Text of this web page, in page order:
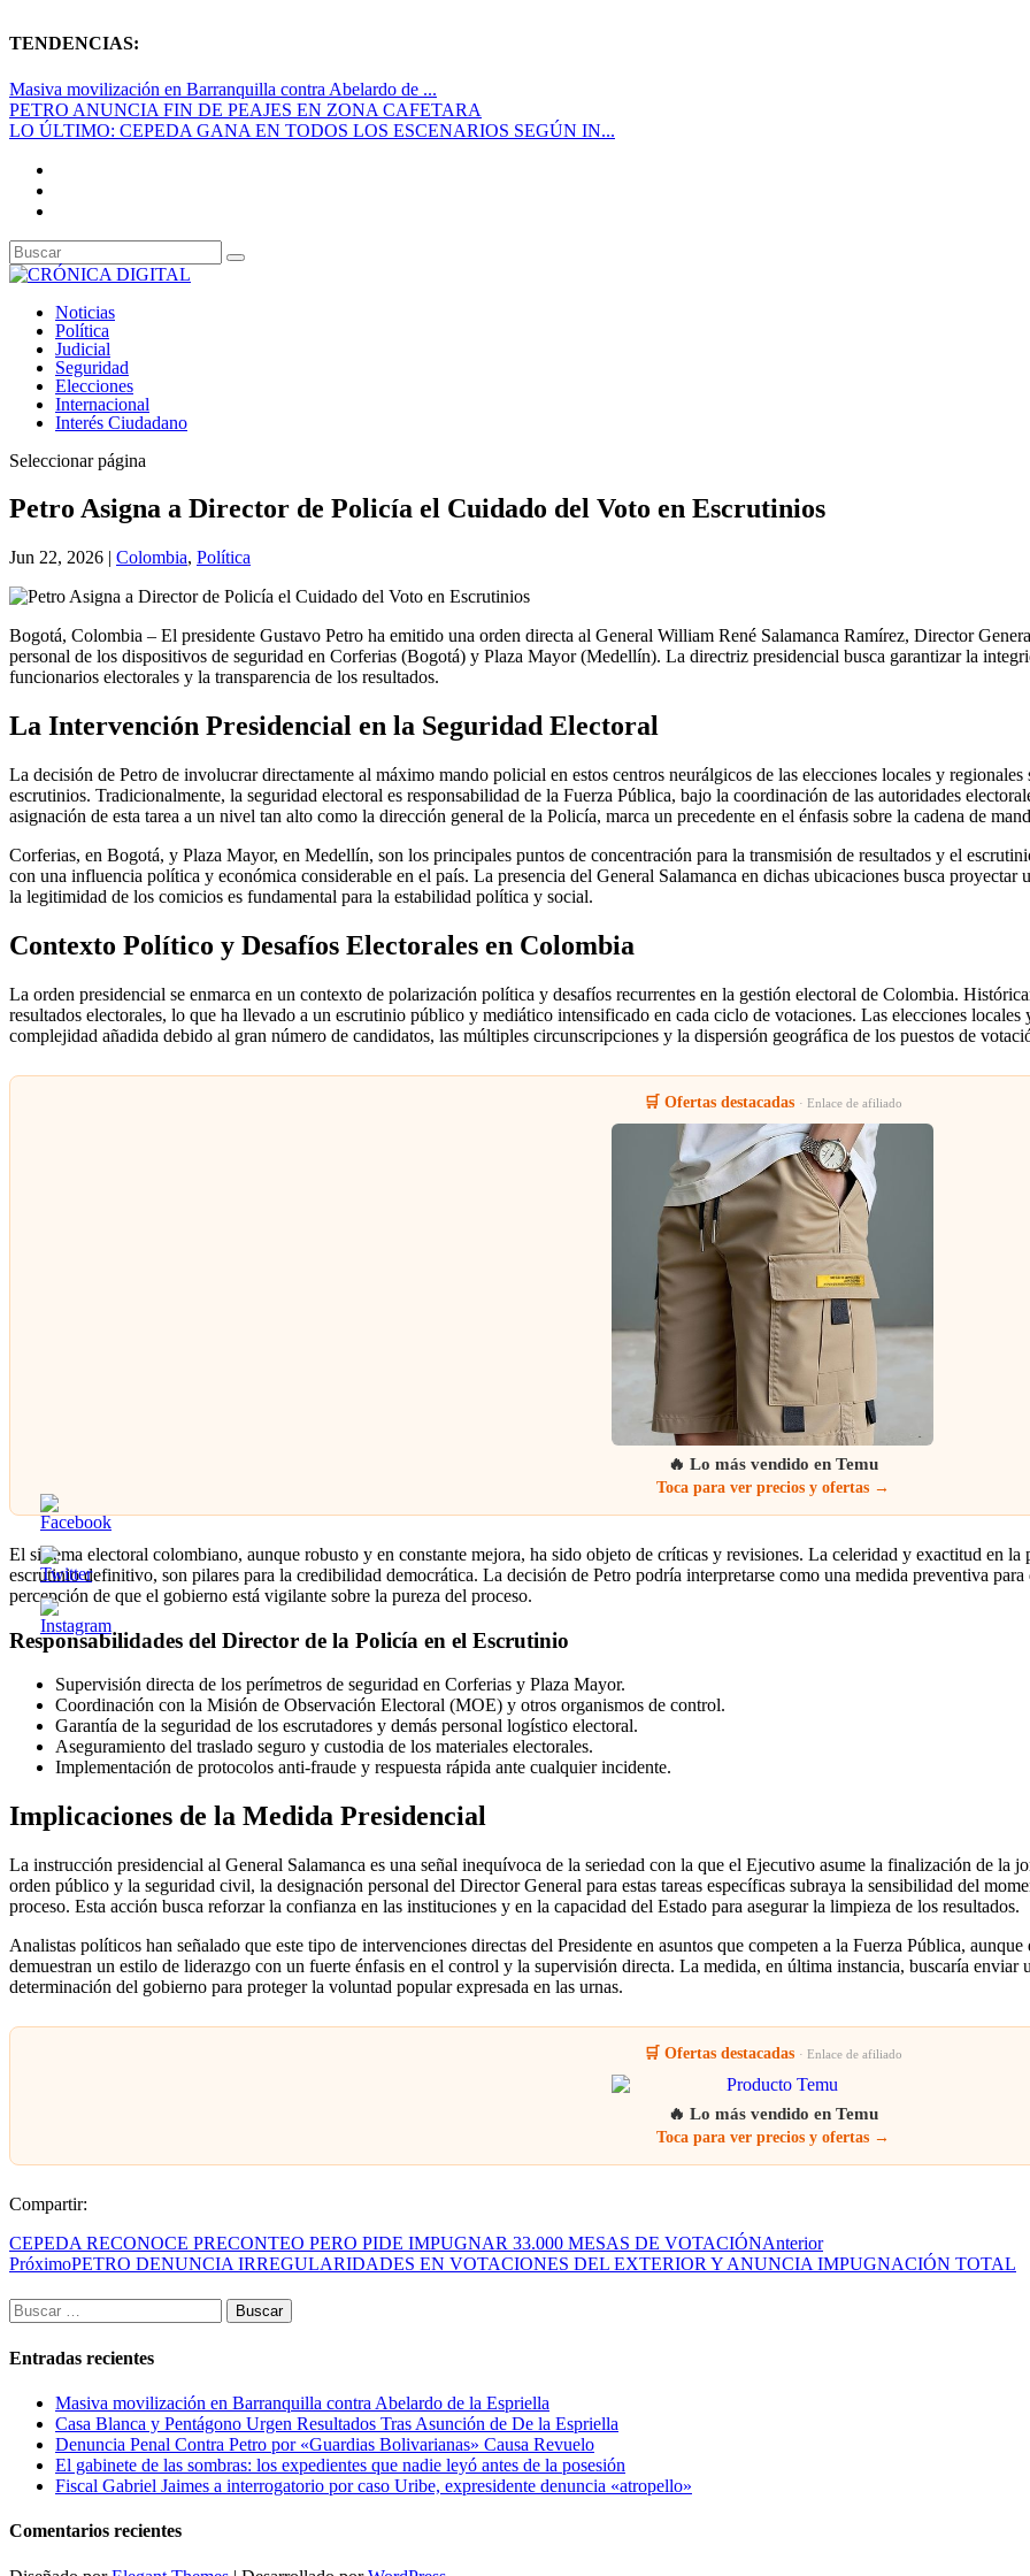
TENDENCIAS:
Masiva movilización en Barranquilla contra Abelardo de ...
PETRO ANUNCIA FIN DE PEAJES EN ZONA CAFETARA
LO ÚLTIMO: CEPEDA GANA EN TODOS LOS ESCENARIOS SEGÚN IN...
Noticias
Política
Judicial
Seguridad
Elecciones
Internacional
Interés Ciudadano
Seleccionar página
Petro Asigna a Director de Policía el Cuidado del Voto en Escrutinios
Jun 22, 2026 | Colombia, Política
Bogotá, Colombia – El presidente Gustavo Petro ha emitido una orden directa al General William René Salamanca Ramírez, Director
personal de los dispositivos de seguridad en Corferias (Bogotá) y Plaza Mayor (Medellín). La directriz presidencial busca garantizar la
funcionarios electorales y la transparencia de los resultados.
La Intervención Presidencial en la Seguridad Electoral
La decisión de Petro de involucrar directamente al máximo mando policial en estos centros neurálgicos de las elecciones locales y
escrutinios. Tradicionalmente, la seguridad electoral es responsabilidad de la Fuerza Pública, bajo la coordinación de las autoridades
asignación de esta tarea a un nivel tan alto como la dirección general de la Policía, marca un precedente en el énfasis sobre la cadena de
Corferias, en Bogotá, y Plaza Mayor, en Medellín, son los principales puntos de concentración para la transmisión de resultados y el
con una influencia política y económica considerable en el país. La presencia del General Salamanca en dichas ubicaciones busca
la legitimidad de los comicios es fundamental para la estabilidad política y social.
Contexto Político y Desafíos Electorales en Colombia
La orden presidencial se enmarca en un contexto de polarización política y desafíos recurrentes en la gestión electoral de Colombia.
resultados electorales, lo que ha llevado a un escrutinio público y mediático intensificado en cada ciclo de votaciones. Las elecciones
complejidad añadida debido al gran número de candidatos, las múltiples circunscripciones y la dispersión geográfica de los puestos de
🛒 Ofertas destacadas · Enlace de afiliado
🔥 Lo más vendido en Temu
Toca para ver precios y ofertas →
El sistema electoral colombiano, aunque robusto y en constante mejora, ha sido objeto de críticas y revisiones. La celeridad y exactitud en
escrutinio definitivo, son pilares para la credibilidad democrática. La decisión de Petro podría interpretarse como una medida preventiva
percepción de que el gobierno está vigilante sobre la pureza del proceso.
Responsabilidades del Director de la Policía en el Escrutinio
Supervisión directa de los perímetros de seguridad en Corferias y Plaza Mayor.
Coordinación con la Misión de Observación Electoral (MOE) y otros organismos de control.
Garantía de la seguridad de los escrutadores y demás personal logístico electoral.
Aseguramiento del traslado seguro y custodia de los materiales electorales.
Implementación de protocolos anti-fraude y respuesta rápida ante cualquier incidente.
Implicaciones de la Medida Presidencial
La instrucción presidencial al General Salamanca es una señal inequívoca de la seriedad con la que el Ejecutivo asume la finalización de la
orden público y la seguridad civil, la designación personal del Director General para estas tareas específicas subraya la sensibilidad del
proceso. Esta acción busca reforzar la confianza en las instituciones y en la capacidad del Estado para asegurar la limpieza de los resultados.
Analistas políticos han señalado que este tipo de intervenciones directas del Presidente en asuntos que competen a la Fuerza Pública,
demuestran un estilo de liderazgo con un fuerte énfasis en el control y la supervisión directa. La medida, en última instancia, buscaría
determinación del gobierno para proteger la voluntad popular expresada en las urnas.
🛒 Ofertas destacadas · Enlace de afiliado
🔥 Lo más vendido en Temu
Toca para ver precios y ofertas →
Compartir:
CEPEDA RECONOCE PRECONTEO PERO PIDE IMPUGNAR 33.000 MESAS DE VOTACIÓNAnterior
PróximoPETRO DENUNCIA IRREGULARIDADES EN VOTACIONES DEL EXTERIOR Y ANUNCIA IMPUGNACIÓN TOTAL
Buscar:
Entradas recientes
Masiva movilización en Barranquilla contra Abelardo de la Espriella
Casa Blanca y Pentágono Urgen Resultados Tras Asunción de De la Espriella
Denuncia Penal Contra Petro por «Guardias Bolivarianas» Causa Revuelo
El gabinete de las sombras: los expedientes que nadie leyó antes de la posesión
Fiscal Gabriel Jaimes a interrogatorio por caso Uribe, expresidente denuncia «atropello»
Comentarios recientes